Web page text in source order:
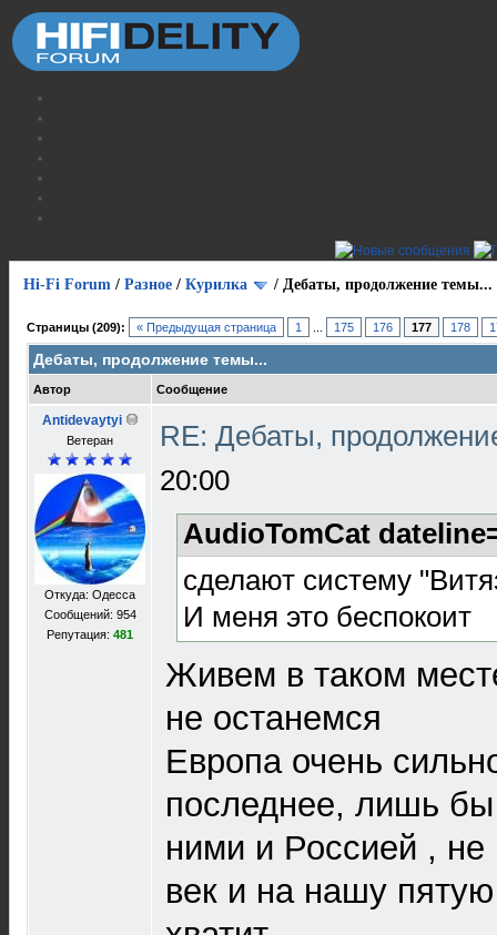
Hi-Fi Forum / Разное / Курилка / Дебаты, продолжение темы...
Страницы (209): « Предыдущая страница 1 175 176 177 178
Дебаты, продолжение темы...
Автор Сообщение
Antidevaytyi
Ветеран
Откуда: Одесса
Сообщений: 954
Репутация: 481
RE: Дебаты,
20:00
AudioTomCat
сделают систему
И меня это беспокоит
Живем в таком
не останемся
Европа очень
последнее, лишь
ними и Россией ,
век и на нашу